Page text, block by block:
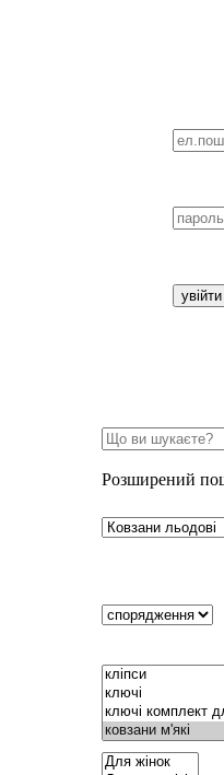
Розширений